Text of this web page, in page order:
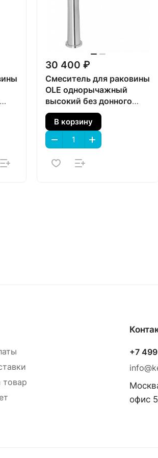
30 400 ₽
Смеситель для раковины
OLE однорычажный
высокий без донного
клапана, хром глянец
В корзину
товар
+7
офис